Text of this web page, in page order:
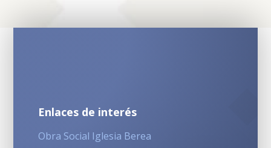
Enlaces de interés
Obra Social Iglesia Berea